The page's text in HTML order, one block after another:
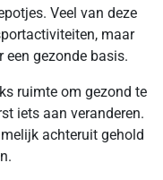
Veel van deze
maar
een gezonde basis.
ruimte om gezond te
iets aan veranderen.
achteruit gehold